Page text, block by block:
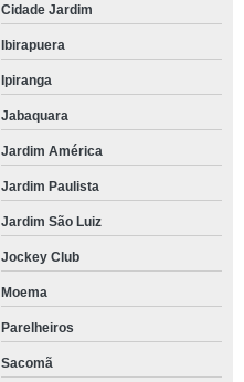
Cidade Jardim
Ibirapuera
Ipiranga
Jabaquara
Jardim América
Jardim Paulista
Jardim São Luiz
Jockey Club
Moema
Parelheiros
Sacomã